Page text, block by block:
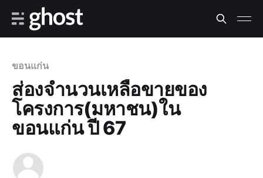
ขอนแก่น
ส่องจำนวนเหลือขายของ
โครงการ(มหาชน)ใน
ขอนแก่น ปี 67